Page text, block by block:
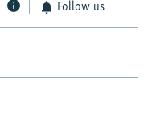
Follow us